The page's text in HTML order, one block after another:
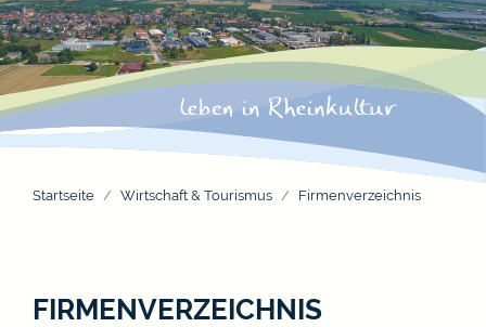
Startseite Wirtschaft & Tourismus Firmenverzeichnis
FIRMENVERZEICHNIS